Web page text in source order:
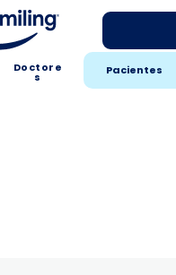
Doctore
s Pacientes